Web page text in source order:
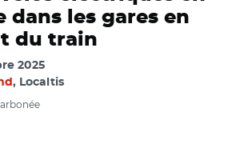
dans les gares en
du train
2025
, Localtis